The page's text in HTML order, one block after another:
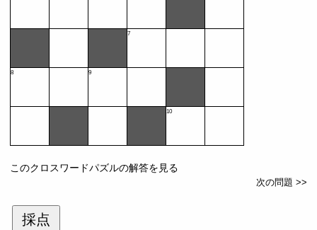
7
8 9
10
このクロスワードパズルの解答を見る
次の問題 >>
採点